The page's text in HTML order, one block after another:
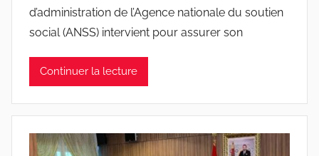
d’administration de l’Agence nationale du soutien
social (ANSS) intervient pour assurer son
Continuer la lecture